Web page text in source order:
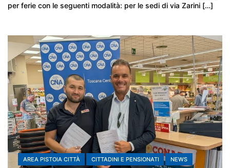
per ferie con le seguenti modalità: per le sedi di via Zarini […]
AREA PISTOIA CITTÀ CITTADINI E PENSIONATI NEWS